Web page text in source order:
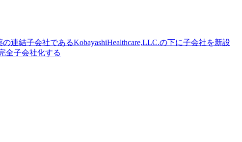
連結子会社であるKobayashiHealthcare,LLC.の下に子会社を新設
全子会社化する